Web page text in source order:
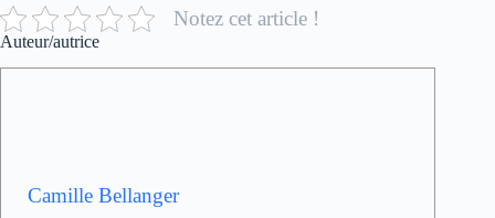
Notez cet article !
Auteur/autrice
Camille Bellanger